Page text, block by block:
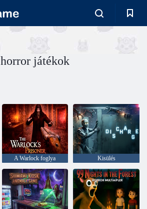
horror játékok
A Warlock foglya Kisülés